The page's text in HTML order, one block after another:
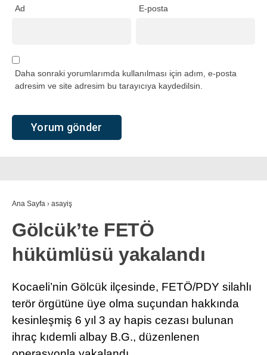
Ad E-posta
Daha sonraki yorumlarımda kullanılması için adım, e-posta
adresim ve site adresim bu tarayıcıya kaydedilsin.
Ana Sayfa › asayiş
Gölcük’te FETÖ
hükümlüsü yakalandı
Kocaeli’nin Gölcük ilçesinde, FETÖ/PDY silahlı
terör örgütüne üye olma suçundan hakkında
kesinleşmiş 6 yıl 3 ay hapis cezası bulunan
ihraç kıdemli albay B.G., düzenlenen